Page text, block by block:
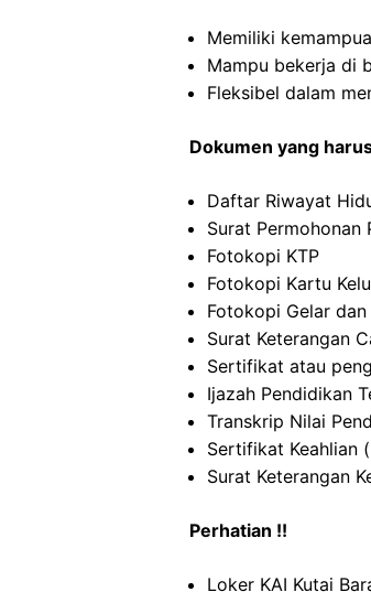
Memiliki
Mampu bekerja di
Fleksibel dalam
Dokumen yang
Daftar Riwayat
Surat Permohonan
Fotokopi KTP
Fotokopi Kartu
Fotokopi Gelar
Surat Keterangan
Sertifikat atau
Ijazah Pendidikan
Transkrip Nilai
Sertifikat Keahlian
Surat Keterangan
Perhatian !!
Loker KAI Kutai